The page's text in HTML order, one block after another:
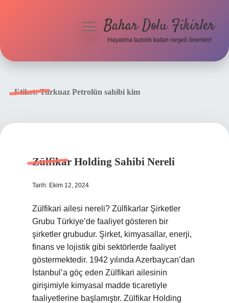
menüyüBahar Dolu Fikirler
Hayatına tazelik katan neşeli öneriler!
Etiket:Turkuaz Petrolün sahibi kim
Zülfikar Holding Sahibi Nereli
Tarih: Ekim 12, 2024
Zülfikari ailesi nereli? Zülfikarlar Şirketler
Grubu Türkiye’de faaliyet gösteren bir
şirketler grubudur. Şirket, kimyasallar, enerji,
finans ve lojistik gibi sektörlerde faaliyet
göstermektedir. 1942 yılında Azerbaycan’dan
İstanbul’a göç eden Zülfikari ailesinin
girişimiyle kimyasal madde ticaretiyle
faaliyetlerine başlamıştır. Zülfikar Holding